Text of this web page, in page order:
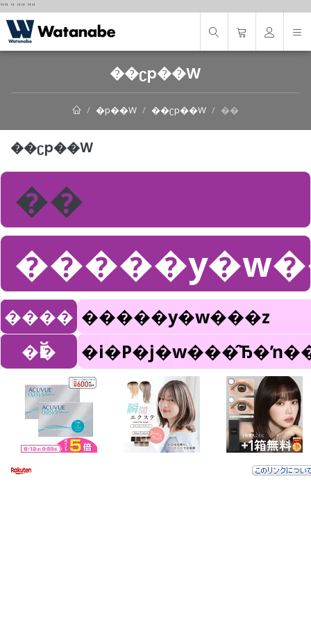
"" " "" ""
��ʗp��W
�p��W ��ʗp��W ��
��ʗp��W
��
���� �����y�w���z
�Ӗ�